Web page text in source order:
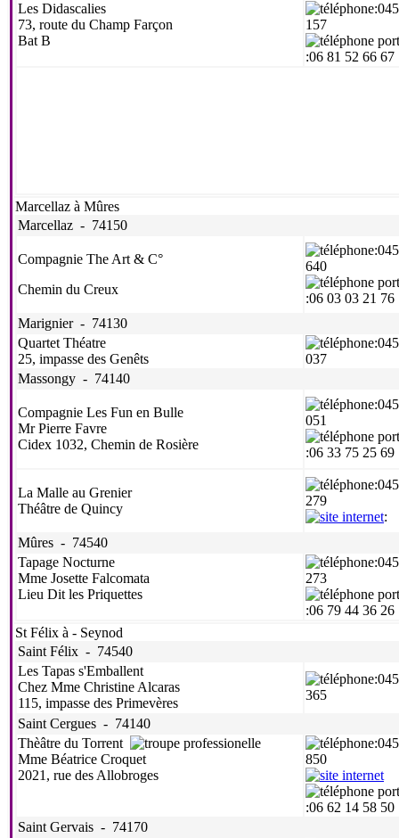
Les Didascalies
73, route du Champ Farçon
Bat B
157
:06 81 52 66 67
Marcellaz à Mûres
Marcellaz - 74150
Compagnie The Art & C°
Chemin du Creux
640
:06 03 03 21 76
Marignier - 74130
Quartet Théatre
25, impasse des Genêts
037
Massongy - 74140
Compagnie Les Fun en Bulle
Mr Pierre Favre
Cidex 1032, Chemin de Rosière
051
:06 33 75 25 69
La Malle au Grenier
Théâtre de Quincy
279
:
Mûres - 74540
Tapage Nocturne
Mme Josette Falcomata
Lieu Dit les Priquettes
273
:06 79 44 36 26
St Félix à - Seynod
Saint Félix - 74540
Les Tapas s'Emballent
Chez Mme Christine Alcaras
115, impasse des Primevères
365
Saint Cergues - 74140
Thèâtre du Torrent
Mme Béatrice Croquet
2021, rue des Allobroges
850
:06 62 14 58 50
Saint Gervais - 74170